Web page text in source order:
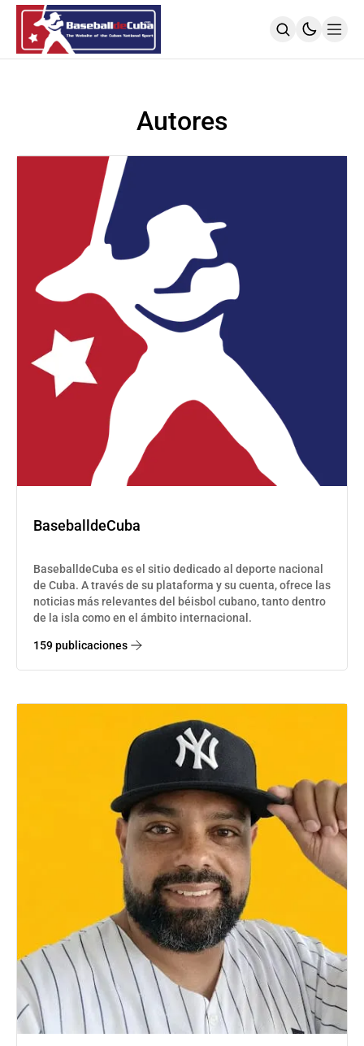
TODOS LOS JUEGOS
SIGUIENDO A LOS CUBANOS
CALENDARIO
POSICIONES
64 SNB
POSTEMPORADA
POSICIONES
SUBVALORADOS DEL BÉISBOL CUBANO
SERIES NACIONALES
EVENTOS INTERNACIONALES
CLÁSICO MUNDIAL DE BÉISBOL 2026
BÉISBOL INTERNACIONAL
Autores
BaseballdeCuba
BaseballdeCuba es el sitio dedicado al deporte nacional
de Cuba. A través de su plataforma y su cuenta, ofrece las
noticias más relevantes del béisbol cubano, tanto dentro
de la isla como en el ámbito internacional.
159 publicaciones